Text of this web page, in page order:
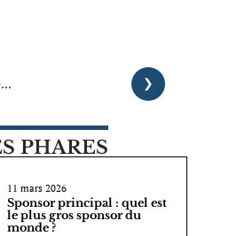
PHARES
11 mars 2026
Sponsor principal : quel est
le plus gros sponsor du
monde ?